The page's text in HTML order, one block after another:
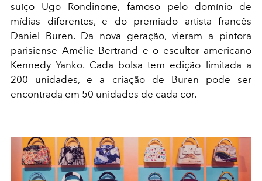
suíço Ugo Rondinone, famoso pelo domínio de
mídias diferentes, e do premiado artista francês
Daniel Buren. Da nova geração, vieram a pintora
parisiense Amélie Bertrand e o escultor americano
Kennedy Yanko. Cada bolsa tem edição limitada a
200 unidades, e a criação de Buren pode ser
encontrada em 50 unidades de cada cor.